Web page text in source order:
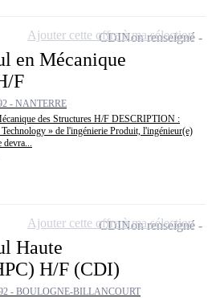
en Mécanique
F
- NANTERRE
des Structures H/F DESCRIPTION :
» de l'ingénierie Produit, l'ingénieur(e)
devra...
CDINon renseigné
Ajouter cette offre à ma sélection
Haute
H/F (CDI)
- BOULOGNE-BILLANCOURT
CDINon renseigné
Ajouter cette offre à ma sélection